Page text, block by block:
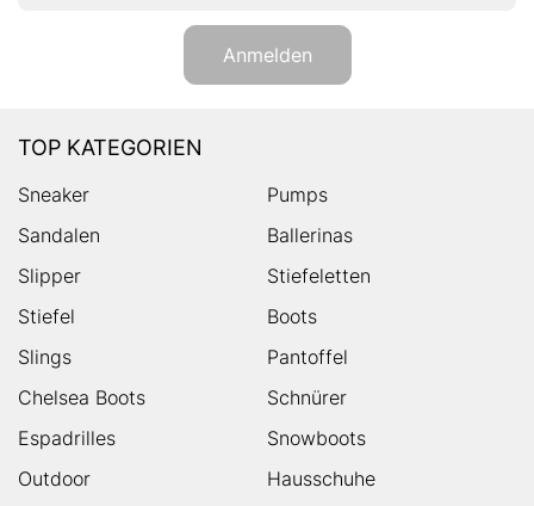
Anmelden
TOP KATEGORIEN
Sneaker
Pumps
Sandalen
Ballerinas
Slipper
Stiefeletten
Stiefel
Boots
Slings
Pantoffel
Chelsea Boots
Schnürer
Espadrilles
Snowboots
Outdoor
Hausschuhe